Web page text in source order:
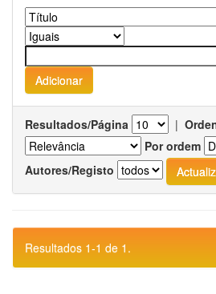
Resultados/Página |
Por ordem
Autores/Registo
Resultados 1-1 de 1.